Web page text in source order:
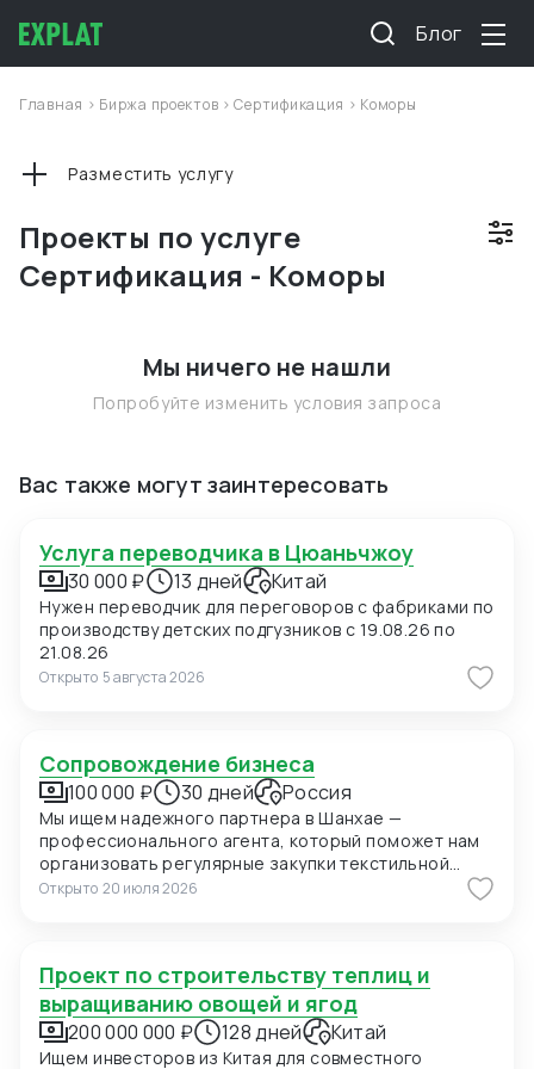
Блог
Главная > Биржа проектов >Сертификация > Коморы
Проекты по услуге
Сертификация - Коморы
Разместить услугу
Мы ничего не нашли
Попробуйте изменить условия запроса
Вас также могут заинтересовать
Услуга переводчика в Цюаньчжоу
30 000 ₽ 13 дней Китай
Нужен переводчик для переговоров с фабриками по
производству детских подгузников с 19.08.26 по
21.08.26
Открыто 5 августа 2026
Сопровождение бизнеса
100 000 ₽ 30 дней Россия
Мы ищем надежного партнера в Шанхае —
профессионального агента, который поможет нам
организовать регулярные закупки текстильной
продукции и фурнитуры в Китае. В ближайшее время
мы планируем приехать в Шанхай для личных встреч
и поиск подходящих фабрик. Конкретно сейчас нас
интересуют позиции: 1. Вешалки пластиковые для
мужских костюмов с возможностью нанесения
логотипа (брендирование). Сегмент —
Открыто 20 июля 2026
Проект по строительству теплиц и
выращиванию овощей и ягод
200 000 000 ₽ 128 дней Китай
Ищем инвесторов из Китая для совместного